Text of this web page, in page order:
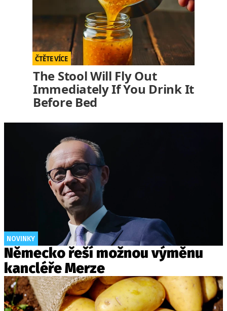
The Stool Will Fly Out
Immediately If You Drink It
Before Bed
NOVINKY
Německo řeší možnou výměnu
kancléře Merze